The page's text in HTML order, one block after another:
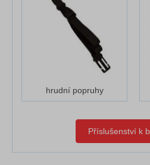
hrudní popruhy
Příslušenství k